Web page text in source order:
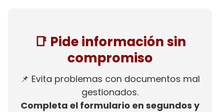
📑 Pide información sin
compromiso
📌 Evita problemas con documentos mal
gestionados.
Completa el formulario en segundos y